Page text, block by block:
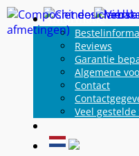
Ga
naar
Informatie
Reviews
Garantie
Algemene
Contact
Veel